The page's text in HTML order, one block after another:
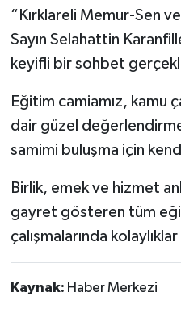
“Kırklareli Memur-Sen
Sayın Selahattin
keyifli bir sohbet
Eğitim camiamız, kamu
dair güzel
samimi buluşma için
Birlik, emek ve hizmet
gayret gösteren tüm
çalışmalarında
Kaynak: Haber Merkezi